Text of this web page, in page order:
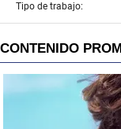
Tipo de trabajo: